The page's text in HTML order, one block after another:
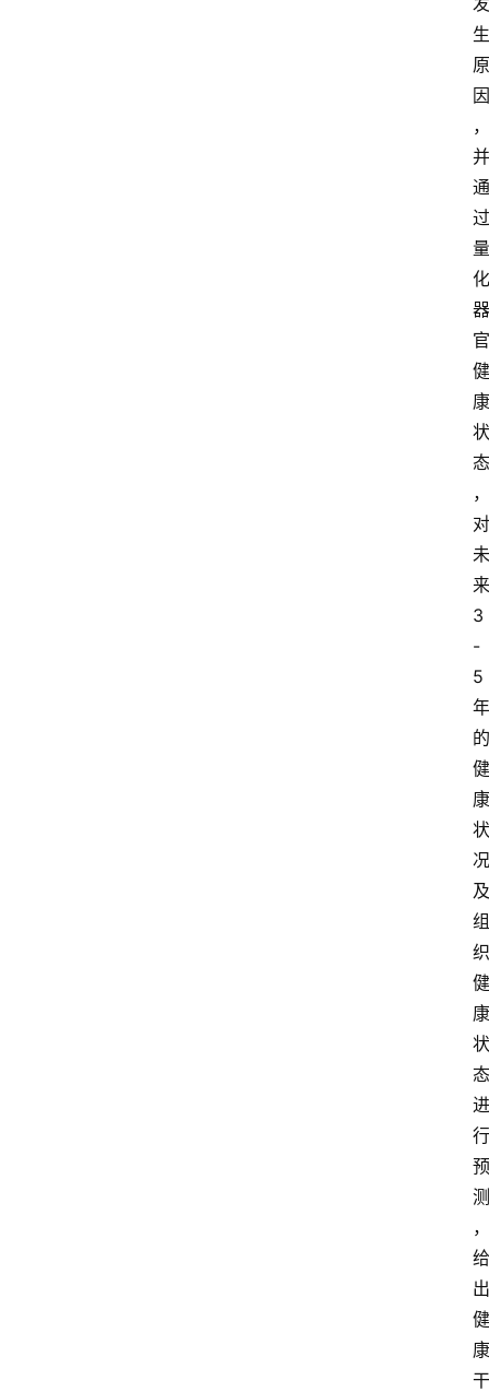
生
原
因
，
并
通
过
量
化
器
官
健
康
状
态
，
对
未
来
3
-
5
年
的
健
康
状
况
及
组
织
健
康
状
态
进
行
预
测
，
给
出
健
康
干